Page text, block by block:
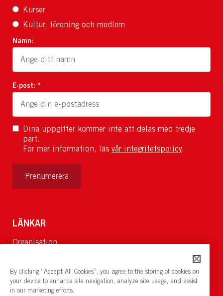
Kurser
Kultur, förening och medlem
Namn:
E-post: *
Dina uppgifter kommer inte att delas med tredje
part.
För mer information, läs vår integritetspolicy.
Prenumerera
LÄNKAR
Organisation
Lediga jobb
Nyheter och pressrum
By clicking “Accept All Cookies”, you agree to the storing of cookies on
your device to enhance site navigation, analyze site usage, and assist
in our marketing efforts.